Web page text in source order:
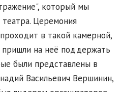
который мы
Церемония
в такой камерной,
на неё поддержать
были представлены в
Васильевич Вершинин,